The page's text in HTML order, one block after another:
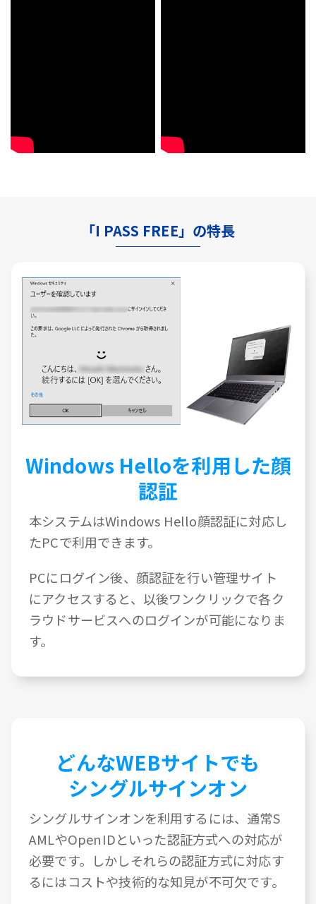
「I PASS FREE」の特長
Windows Helloを利用した顔
認証
本システムはWindows Hello顔認証に対応し
たPCで利用できます。
PCにログイン後、顔認証を行い管理サイト
にアクセスすると、以後ワンクリックで各ク
ラウドサービスへのログインが可能になりま
す。
どんなWEBサイトでも
シングルサインオン
シングルサインオンを利用するには、通常S
AMLやOpenIDといった認証方式への対応が
必要です。しかしそれらの認証方式に対応す
るにはコストや技術的な知見が不可欠です。